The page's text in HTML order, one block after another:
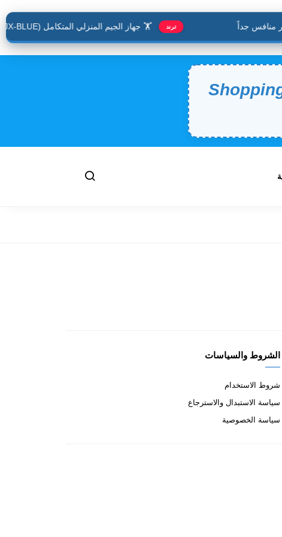
جداً ترند 🏋️ جهاز الجيم المنزلي المتكامل (JX-BLUE).. حافظ على لياقتك وأنت في منزلك
الشروط والسياسات
شروط الاستخدام
سياسة الاستبدال والاسترجاع
سياسة الخصوصية